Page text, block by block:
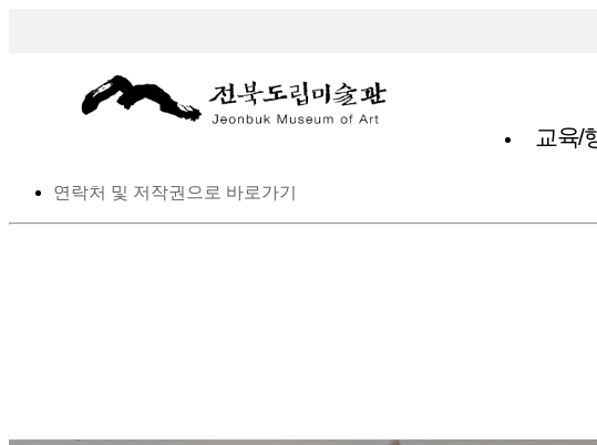
스킵 네비게이션
본문으로 바로가기
연락처 및 저작권으로 바로가기
교육/